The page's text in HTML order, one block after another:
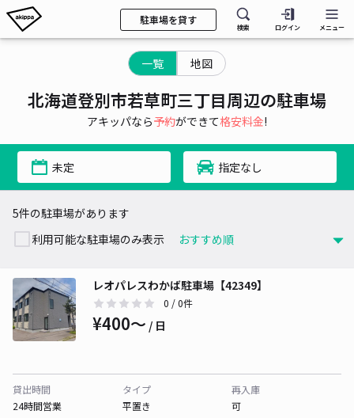
駐車場を貸す
検索 ログイン メニュー
一覧 地図
北海道登別市若草町三丁目周辺の駐車場
アキッパなら予約ができて格安料金!
未定 指定なし
5件の駐車場があります
利用可能な駐車場のみ表示
レオパレスわかば駐車場【42349】
0 / 0件
¥400〜 / 日
貸出時間
24時間営業
タイプ
平置き
再入庫
可